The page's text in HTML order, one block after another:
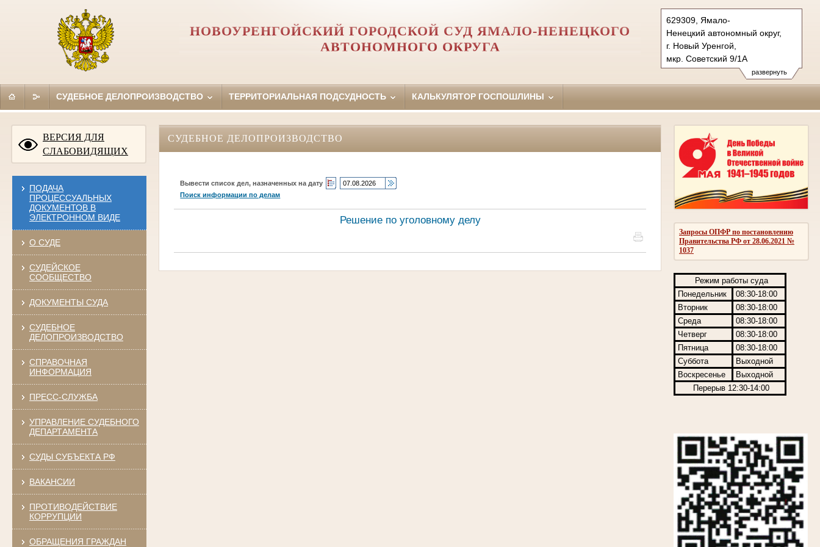
развернуть
629309, Ямало-
Ненецкий автономный округ,
г. Новый Уренгой,
мкр. Советский 9/1А
Тел.: (3494) 93-86-41
novourengoysky.ynao@sudrf.ru
НОВОУРЕНГОЙСКИЙ ГОРОДСКОЙ СУД ЯМАЛО-НЕНЕЦКОГО
АВТОНОМНОГО ОКРУГА
СУДЕБНОЕ ДЕЛОПРОИЗВОДСТВО ТЕРРИТОРИАЛЬНАЯ ПОДСУДНОСТЬ КАЛЬКУЛЯТОР ГОСПОШЛИНЫ
ВЕРСИЯ ДЛЯ
СЛАБОВИДЯЩИХ
ПОДАЧА
ПРОЦЕССУАЛЬНЫХ
ДОКУМЕНТОВ В
ЭЛЕКТРОННОМ ВИДЕ
О СУДЕ
СУДЕЙСКОЕ
СООБЩЕСТВО
ДОКУМЕНТЫ СУДА
СУДЕБНОЕ
ДЕЛОПРОИЗВОДСТВО
СПРАВОЧНАЯ
ИНФОРМАЦИЯ
ПРЕСС-СЛУЖБА
УПРАВЛЕНИЕ СУДЕБНОГО
ДЕПАРТАМЕНТА
СУДЫ СУБЪЕКТА РФ
ВАКАНСИИ
ПРОТИВОДЕЙСТВИЕ
КОРРУПЦИИ
ОБРАЩЕНИЯ ГРАЖДАН
Запросы ОПФР по постановлению
Правительства РФ от 28.06.2021 №
1037
Режим работы суда
Понедельник
08:30-18:00
Вторник
08:30-18:00
Среда
08:30-18:00
Четверг
08:30-18:00
Пятница
08:30-18:00
Суббота
Выходной
Воскресенье
Выходной
Перерыв 12:30-14:00
СУДЕБНОЕ ДЕЛОПРОИЗВОДСТВО
Вывести список дел, назначенных на дату
Поиск информации по делам
Решение по уголовному делу